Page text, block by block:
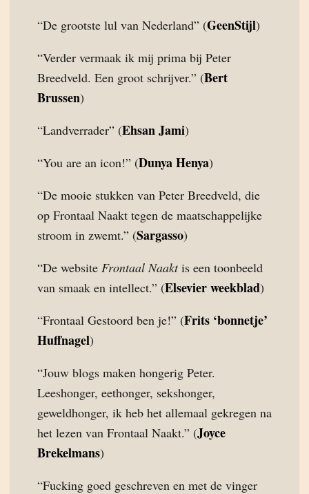
“De grootste lul van Nederland” (GeenStijl)
“Verder vermaak ik mij prima bij Peter
Breedveld. Een groot schrijver.” (Bert
Brussen)
“Landverrader” (Ehsan Jami)
“You are an icon!” (Dunya Henya)
“De mooie stukken van Peter Breedveld, die
op Frontaal Naakt tegen de maatschappelijke
stroom in zwemt.” (Sargasso)
“De website Frontaal Naaktis een toonbeeld
van smaak en intellect.” (Elsevier weekblad)
“Frontaal Gestoord ben je!” (Frits ‘bonnetje’
Huffnagel)
“Jouw blogs maken hongerig Peter.
Leeshonger, eethonger, sekshonger,
geweldhonger, ik heb het allemaal gekregen na
het lezen van Frontaal Naakt.” (Joyce
Brekelmans)
“Fucking goed geschreven en met de vinger